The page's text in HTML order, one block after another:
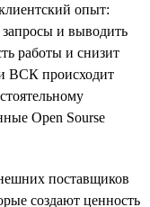
опыт:
запросы и выводить
работы и снизит
ВСК происходит
Open Sourse
поставщиков
создают ценность